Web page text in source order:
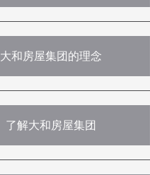
大和房屋集团的理念
了解大和房屋集团